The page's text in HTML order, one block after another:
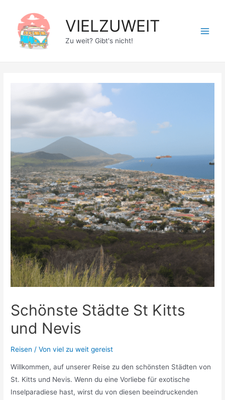
springen
VIELZUWEIT
Zu weit? Gibt's nicht!
Schönste Städte St Kitts
und Nevis
Reisen / Vonviel zu weit gereist
Willkommen, auf unserer Reise zu den schönsten Städten von
St. Kitts und Nevis. Wenn du eine Vorliebe für exotische
Inselparadiese hast, wirst du von diesen beeindruckenden